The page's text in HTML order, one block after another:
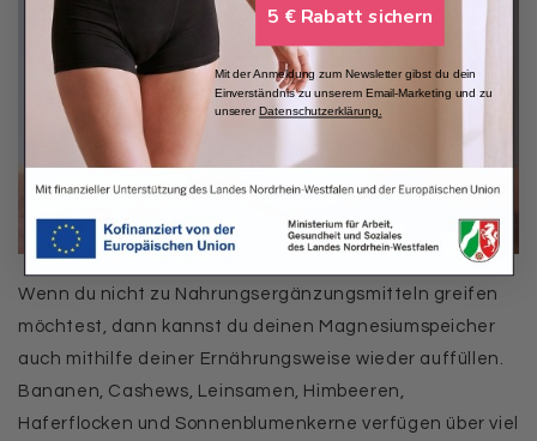
Wenn du nicht zu Nahrungsergänzungsmitteln greifen
möchtest, dann kannst du deinen Magnesiumspeicher
auch mithilfe deiner Ernährungsweise wieder auffüllen.
Bananen, Cashews, Leinsamen, Himbeeren,
Haferflocken und Sonnenblumenkerne verfügen über viel
5 € Rabatt sichern
Mit der Anmeldung zum Newsletter gibst du dein
Einverständnis zu unserem Email-Marketing und zu
unsererDatenschutzerklärung